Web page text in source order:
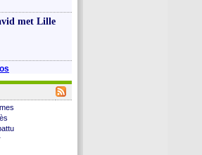
met Lille